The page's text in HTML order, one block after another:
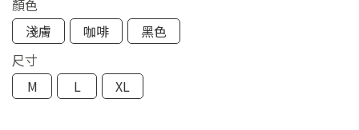
顏色
淺膚
咖啡
黑色
尺寸
M
L XL